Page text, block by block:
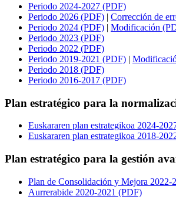
Periodo 2024-2027 (PDF)
Periodo 2026 (PDF) | Corrección de
Periodo 2024 (PDF) | Modificación
Periodo 2023 (PDF)
Periodo 2022 (PDF)
Periodo 2019-2021 (PDF) |
Periodo 2018 (PDF)
Periodo 2016-2017 (PDF)
Plan estratégico para la
Euskararen plan estrategikoa 2024-
Euskararen plan estrategikoa 2018-
Plan estratégico para la gestión
Plan de Consolidación y Mejora 2022-
Aurrerabide 2020-2021 (PDF)